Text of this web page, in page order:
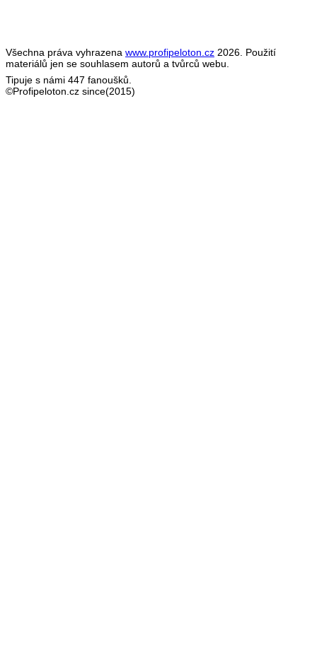
Všechna práva vyhrazena www.profipeloton.cz 2026. Použití
materiálů jen se souhlasem autorů a tvůrců webu.
Tipuje s námi 447 fanoušků.
©Profipeloton.cz since(2015)